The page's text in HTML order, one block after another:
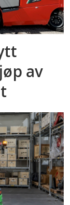
av